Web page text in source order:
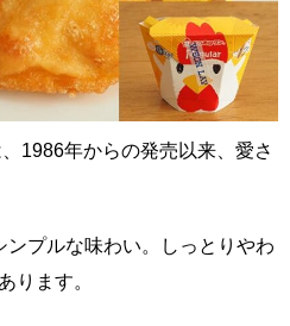
1986年からの発売以来、愛さ
プルな味わい。しっとりやわ
ります。